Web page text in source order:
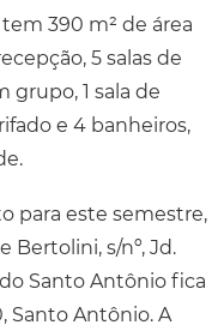
390 m² de área
5 salas de
grupo, 1 sala de
e 4 banheiros,
para este semestre,
Bertolini, s/nº, Jd.
Santo Antônio fica
Santo Antônio. A